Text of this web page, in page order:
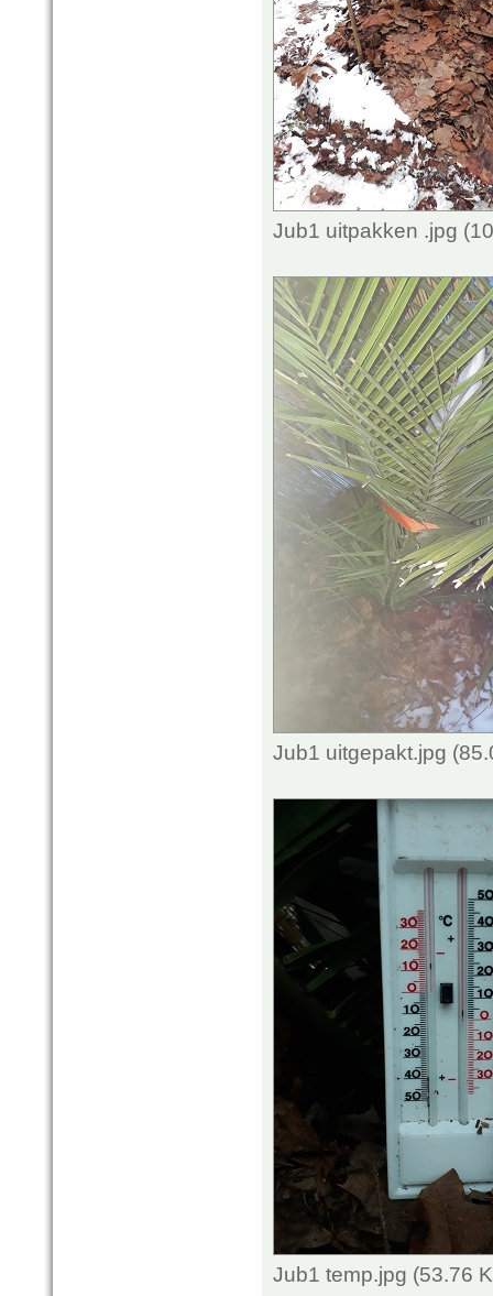
Jub1 uitpakken .jpg
Jub1 uitgepakt.jpg
Jub1 temp.jpg (53.76